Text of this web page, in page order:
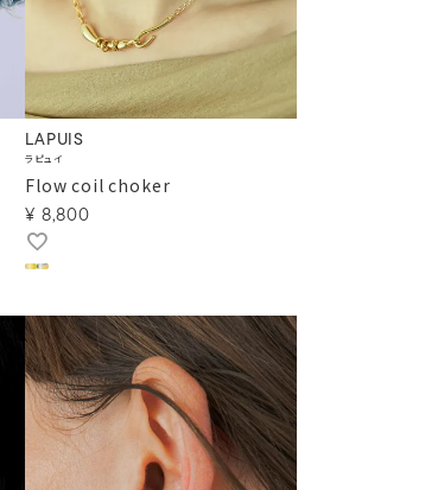
LAPUIS
ラピュイ
Flow coil choker
¥ 8,800